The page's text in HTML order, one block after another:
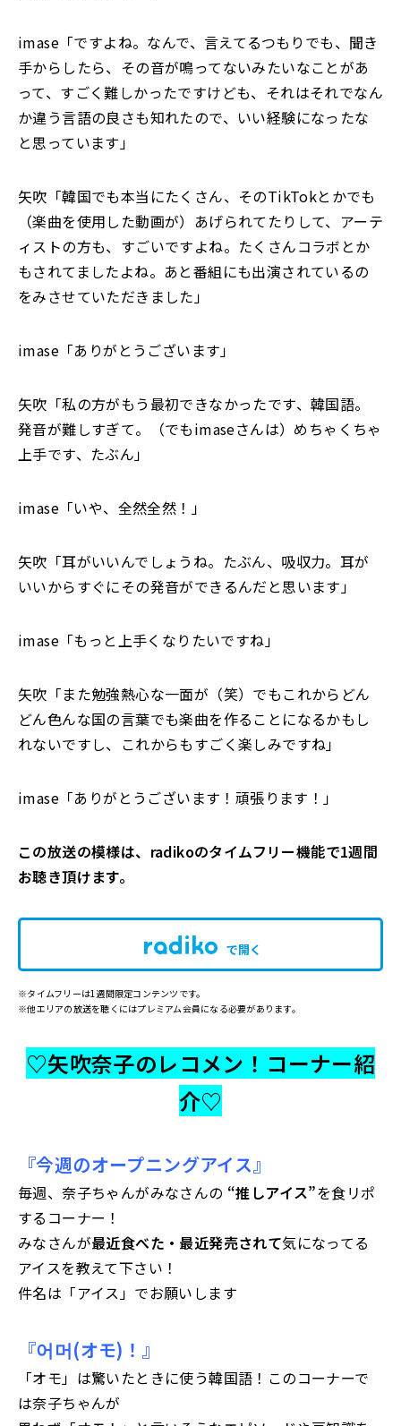
imase「ですよね。なんで、言えてるつもりでも、聞き
手からしたら、その音が鳴ってないみたいなことがあ
って、すごく難しかったですけども、それはそれでなん
か違う言語の良さも知れたので、いい経験になったな
と思っています」
矢吹「韓国でも本当にたくさん、そのTikTokとかでも
（楽曲を使用した動画が）あげられてたりして、アーテ
ィストの方も、すごいですよね。たくさんコラボとか
もされてましたよね。あと番組にも出演されているの
をみさせていただきました」
imase「ありがとうございます」
矢吹「私の方がもう最初できなかったです、韓国語。
発音が難しすぎて。（でもimaseさんは）めちゃくちゃ
上手です、たぶん」
imase「いや、全然全然！」
矢吹「耳がいいんでしょうね。たぶん、吸収力。耳が
いいからすぐにその発音ができるんだと思います」
imase「もっと上手くなりたいですね」
矢吹「また勉強熱心な一面が（笑）でもこれからどん
どん色んな国の言葉でも楽曲を作ることになるかもし
れないですし、これからもすごく楽しみですね」
imase「ありがとうございます！頑張ります！」
この放送の模様は、radikoのタイムフリー機能で1週間
お聴き頂けます。
で開く
※タイムフリーは1週間限定コンテンツです。
※他エリアの放送を聴くにはプレミアム会員になる必要があります。
♡矢吹奈子のレコメン！コーナー紹
介♡
『今週のオープニングアイス』
毎週、奈子ちゃんがみなさんの “推しアイス”を食リポ
するコーナー！
みなさんが最近食べた・最近発売されて気になってる
アイスを教えて下さい！
件名は「アイス」でお願いします
『어머(オモ)！』
「オモ」は驚いたときに使う韓国語！このコーナーで
は奈子ちゃんが